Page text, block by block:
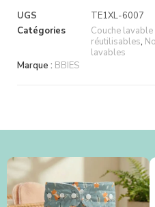
UGS
TE1XL-6007
Catégories
Couche lavable
réutilisables,
lavables
Marque : BBIES